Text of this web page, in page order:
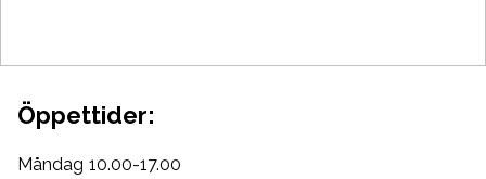
Öppettider:
Måndag 10.00-17.00